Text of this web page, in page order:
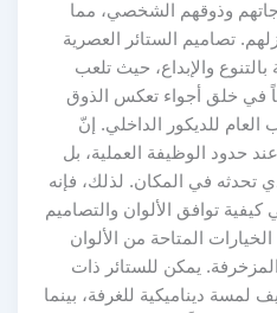
وذوقهم الشخصي، مما
تصاميم الستائر العصرية
والإبداع، حيث تلعب
في خلق أجواء تعكس الذوق
للديكور الداخلي. إنّ
حدود الوظيفة العملية، بل
في المكان. لذلك، فإنه
توافق الألوان والتصاميم
المتاحة من الألوان
يمكن للستائر ذات
ديناميكية للغرفة، بينما